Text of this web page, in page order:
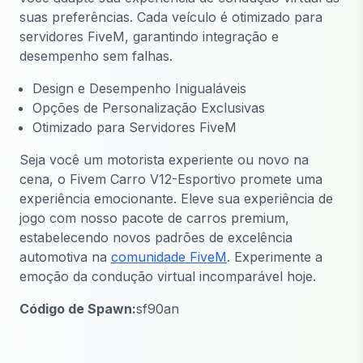
suas preferências. Cada veículo é otimizado para
servidores FiveM, garantindo integração e
desempenho sem falhas.
Design e Desempenho Inigualáveis
Opções de Personalização Exclusivas
Otimizado para Servidores FiveM
Seja você um motorista experiente ou novo na
cena, o Fivem Carro V12-Esportivo promete uma
experiência emocionante. Eleve sua experiência de
jogo com nosso pacote de carros premium,
estabelecendo novos padrões de excelência
automotiva na comunidade FiveM. Experimente a
emoção da condução virtual incomparável hoje.
Código de Spawn:sf90an